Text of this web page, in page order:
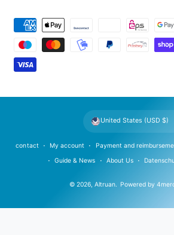
m
n
© 2026,Altruan. Powered by
contact My account Payment and
Guide & News About Us
United States (USD $)